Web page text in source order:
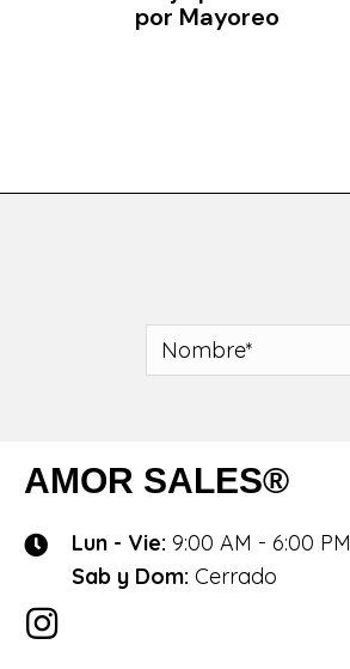
por Mayoreo
AMOR SALES®
Lun - Vie: 9:00 AM - 6:00 PM
Sab y Dom: Cerrado